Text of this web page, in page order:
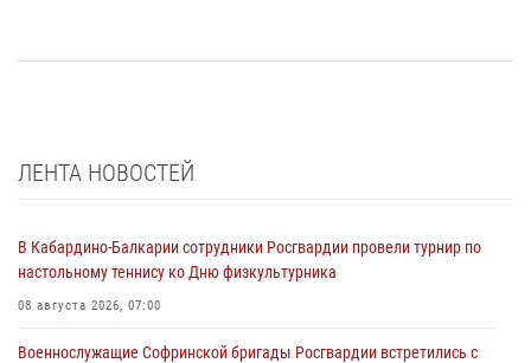
ЛЕНТА НОВОСТЕЙ
В Кабардино-Балкарии сотрудники Росгвардии провели турнир по
настольному теннису ко Дню физкультурника
08 августа 2026, 07:00
Военнослужащие Софринской бригады Росгвардии встретились с